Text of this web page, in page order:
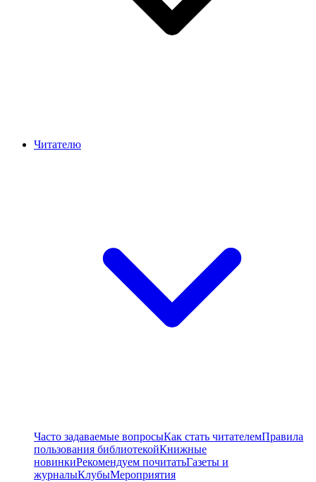
Читателю
Часто задаваемые вопросыКак стать читателемПравила
пользования библиотекойКнижные
новинкиРекомендуем почитатьГазеты и
журналыКлубыМероприятия